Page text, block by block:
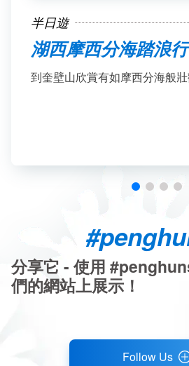
半日遊
湖西摩西分海踏浪行
到奎壁山欣賞有如摩西分海般
分享它 - 使用
們的網站上展示！
Follow Us